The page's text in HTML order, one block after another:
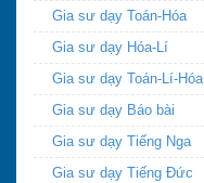
Gia sư dạy Toán-Hóa
Gia sư dạy Hóa-Lí
Gia sư dạy Toán-Lí-Hóa
Gia sư dạy Báo bài
Gia sư dạy Tiếng Nga
Gia sư dạy Tiếng Đức